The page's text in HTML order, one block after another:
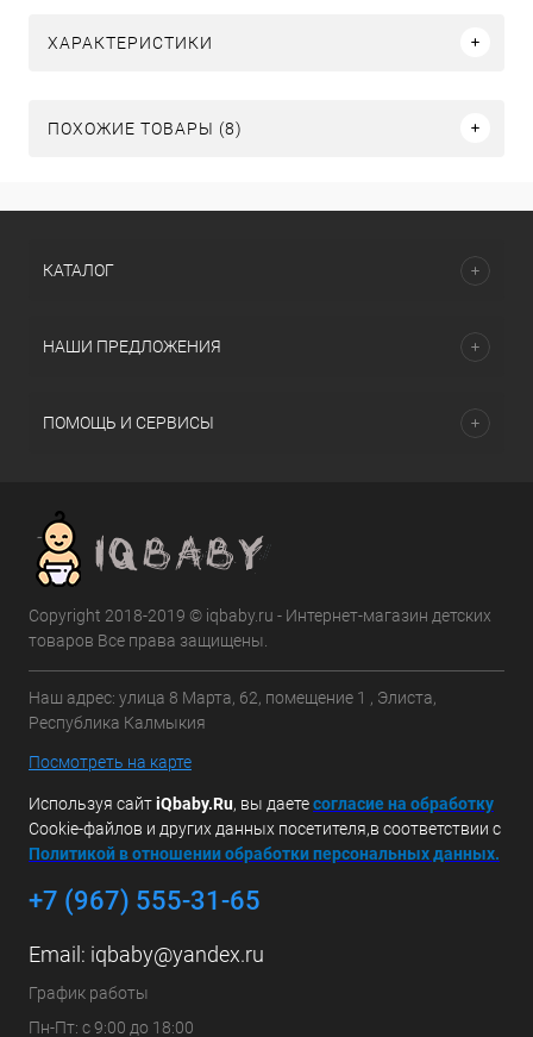
ХАРАКТЕРИСТИКИ
ПОХОЖИЕ ТОВАРЫ (8)
КАТАЛОГ
НАШИ ПРЕДЛОЖЕНИЯ
ПОМОЩЬ И СЕРВИСЫ
Copyright 2018-2019 © iqbaby.ru - Интернет-магазин детских
товаров Все права защищены.
Наш адрес: улица 8 Марта, 62, помещение 1 , Элиста,
Республика Калмыкия
Посмотреть на карте
Используя сайтiQbaby.Ru, вы даетесогласие на обработку
Cookie-файлов и других данных посетителя,в соответствии с
Политикой в отношении обработки персональных данных.
+7 (967) 555-31-65
Email: iqbaby@yandex.ru
График работы
Пн-Пт: с 9:00 до 18:00